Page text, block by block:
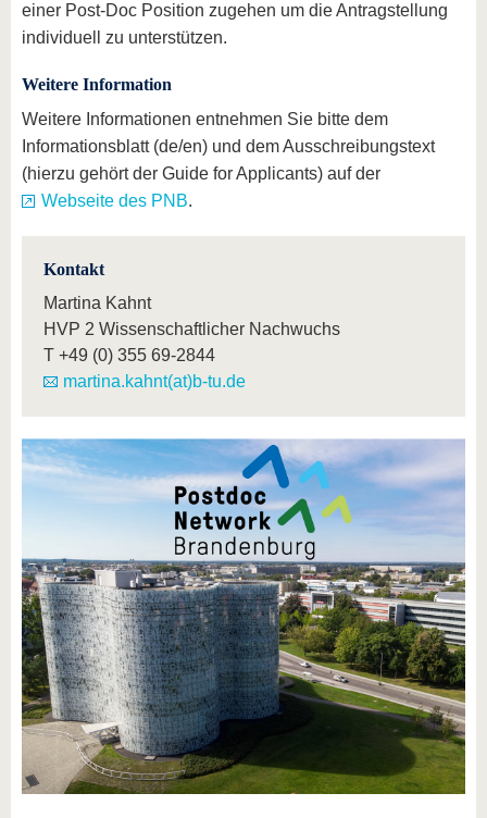
einer Post-Doc Position zugehen um die Antragstellung
individuell zu unterstützen.
Weitere Information
Weitere Informationen entnehmen Sie bitte dem
Informationsblatt (de/en) und dem Ausschreibungstext
(hierzu gehört der Guide for Applicants) auf der
Webseite des PNB.
Kontakt
Martina Kahnt
HVP 2 Wissenschaftlicher Nachwuchs
T +49 (0) 355 69-2844
martina.kahnt(at)b-tu.de